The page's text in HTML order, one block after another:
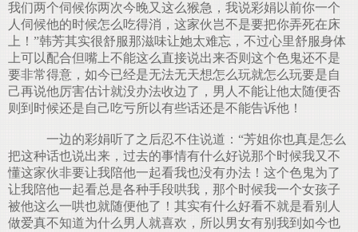
我们两个伺候你两次今晚又这么猴急，我说彩娟以前你一个
人伺候他的时候怎么吃得消，这家伙岂不是要把你弄死在床
上！”韩芳其实很舒服那滋味让她太难忘，不过心里舒服身体
上可以配合但嘴上不能这么直接说出来否则这个色鬼还不是
要非常得意，如今已经是无法无天想怎么玩就怎么玩要是自
己再说他厉害估计就没办法收边了，男人不能让他太随便否
则到时候还是自己吃亏所以有些话还是不能告诉他！
一边的彩娟听了之后忍不住说道：“芳姐你也真是怎么
把这种话也说出来，过去的事情有什么好说那个时候我又不
懂这家伙非要让我陪他一起看我也没有办法！这个色鬼为了
让我陪他一起看总是各种手段哄我，那个时候我一个女孩子
被他这么一哄也就随便他了！其实有什么好看不就是看别人
做爱真不知道为什么男人就喜欢，所以男女有别我到如今也